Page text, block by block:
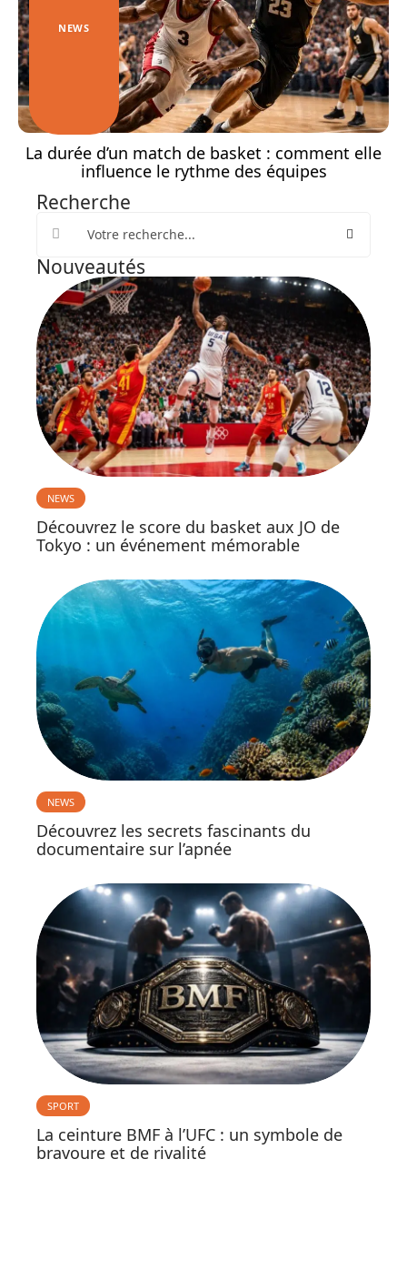
NEWS
La durée d’un match de basket : comment elle
influence le rythme des équipes
Recherche
Nouveautés
NEWS
Découvrez le score du basket aux JO de
Tokyo : un événement mémorable
NEWS
Découvrez les secrets fascinants du
documentaire sur l’apnée
SPORT
La ceinture BMF à l’UFC : un symbole de
bravoure et de rivalité